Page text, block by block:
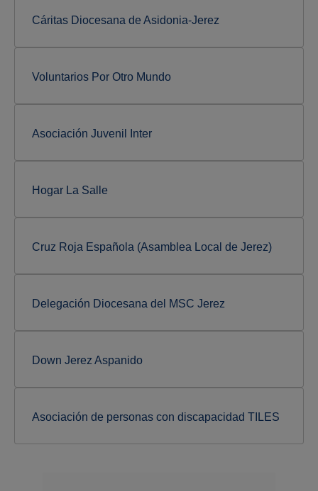
Cáritas Diocesana de Asidonia-Jerez
Voluntarios Por Otro Mundo
Asociación Juvenil Inter
Hogar La Salle
Cruz Roja Española (Asamblea Local de Jerez)
Delegación Diocesana del MSC Jerez
Down Jerez Aspanido
Asociación de personas con discapacidad TILES